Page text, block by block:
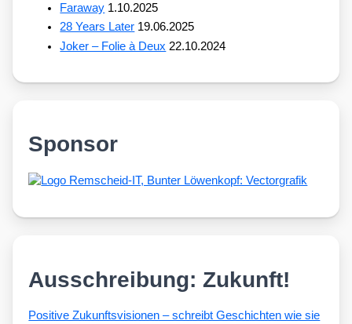
Faraway 1.10.2025
28 Years Later 19.06.2025
Joker – Folie à Deux 22.10.2024
Sponsor
Ausschreibung: Zukunft!
Posi­ti­ve Zukunfts­vi­sio­nen – schreibt Geschich­ten wie sie